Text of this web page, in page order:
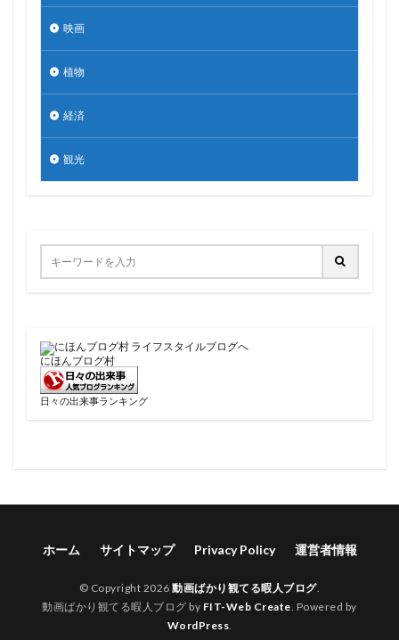
映画
植物
経済
観光
にほんブログ村
日々の出来事ランキング
ホーム サイトマップ Privacy Policy 運営者情報
© Copyright 2026動画ばかり観てる暇人ブログ.
動画ばかり観てる暇人ブログ by FIT-Web Create. Powered by
WordPress.